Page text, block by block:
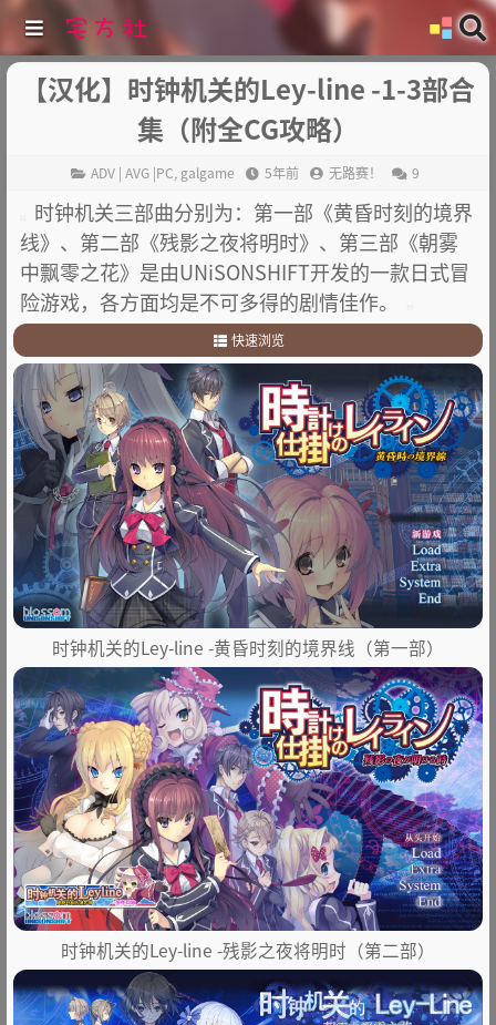
【汉化】时钟机关的Ley-line -1-3部合
集（附全CG攻略）
ADV | AVG |PC, galgame 5年前 无路赛！ 9
时钟机关三部曲分别为：第一部《黄昏时刻的境界
线》、第二部《残影之夜将明时》、第三部《朝雾
中飘零之花》是由UNiSONSHIFT开发的一款日式冒
险游戏，各方面均是不可多得的剧情佳作。
快速浏览
1.故事舞台：
.其他
时钟机关的Ley-line -黄昏时刻的境界线（第一部）
时钟机关的Ley-line -残影之夜将明时（第二部）